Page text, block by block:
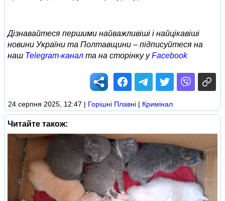
Дізнавайтеся першими найважливіші і найцікавіші
новини України та Полтавщини – підписуйтеся на
наш Telegram-канал та на сторінку уFacebook
24 серпня 2025, 12:47 | Горішні Плавні | Кримінал
Читайте також: